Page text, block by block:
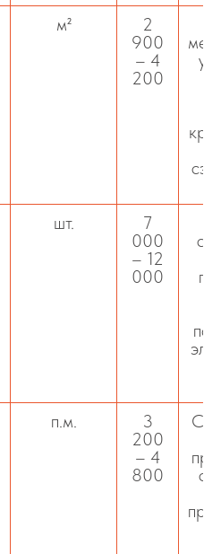
м²
2
900
– 4
200
шт.
7
000
– 12
000
п.м.
3
200
– 4
800